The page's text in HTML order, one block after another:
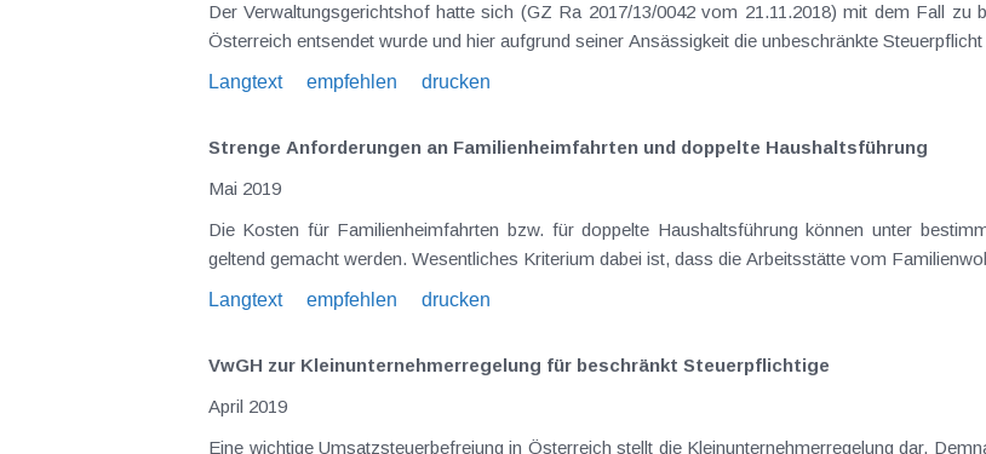
Der Verwaltungsgerichtshof hatte sich (GZ Ra 2017/13/0042 vom 21.11.2018) mit dem Fall zu beschäftigen, in dem ein deutscher Arbeitnehmer nach
Langtext
empfehlen drucken
Strenge Anforderungen an Familienheimfahrten und doppelte Haushaltsführung
Mai 2019
Die Kosten für Familienheimfahrten bzw. für doppelte Haushaltsführung können unter bestimmten Voraussetzungen als Werbungskosten steuerlich
Langtext
empfehlen drucken
VwGH zur Kleinunternehmerregelung für beschränkt Steuerpflichtige
April 2019
Eine wichtige Umsatzsteuerbefreiung in Österreich stellt die Kleinunternehmerregelung dar. Demnach sind Umsätze von der Umsatzsteuer befreit, wenn